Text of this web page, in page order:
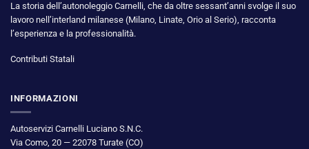
La storia dell’autonoleggio Carnelli, che da oltre sessant’anni svolge il suo
lavoro nell’interland milanese (Milano, Linate, Orio al Serio), racconta
l’esperienza e la professionalità.
Contributi Statali
INFORMAZIONI
Autoservizi Carnelli Luciano S.N.C.
Via Como, 20 — 22078 Turate (CO)